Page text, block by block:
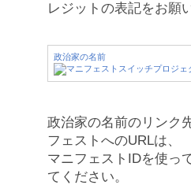
レジットの表記をお願
政治家の名前
政治家の名前のリンク
フェストへのURLは、
マニフェストIDを使っ
てください。